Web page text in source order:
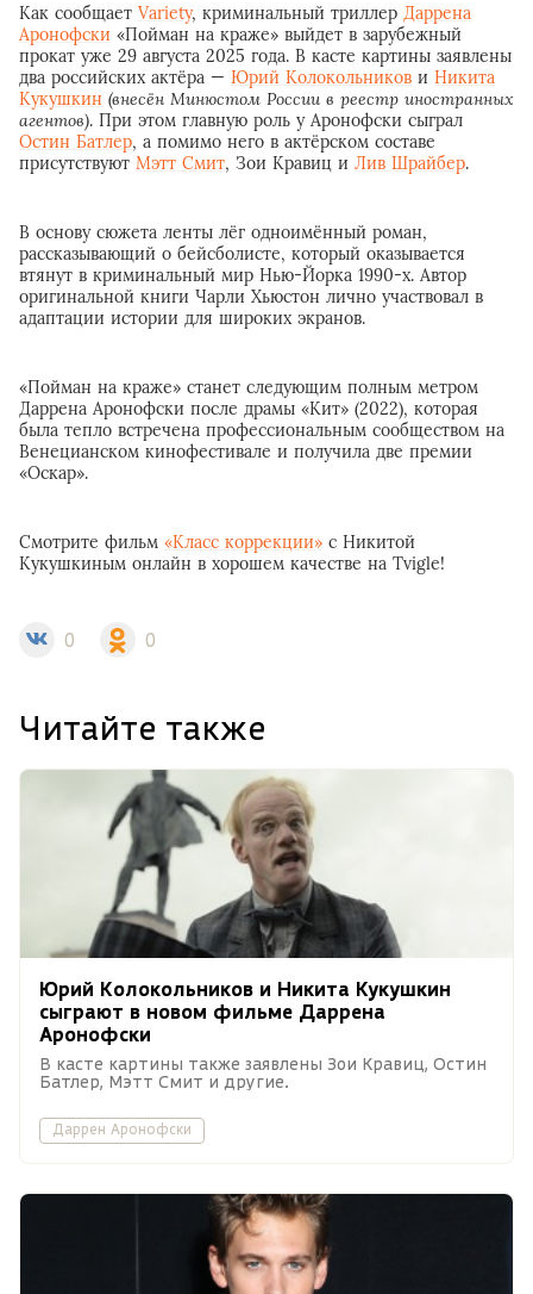
Как сообщает Variety, криминальный триллер Даррена
Аронофски «Пойман на краже» выйдет в зарубежный
прокат уже 29 августа 2025 года. В касте картины заявлены
два российских актёра — Юрий Колокольников и Никита
Кукушкин (внесён Минюстом России в реестр иностранных
агентов). При этом главную роль у Аронофски сыграл
Остин Батлер, а помимо него в актёрском составе
присутствуют Мэтт Смит, Зои Кравиц и Лив Шрайбер.
В основу сюжета ленты лёг одноимённый роман,
рассказывающий о бейсболисте, который оказывается
втянут в криминальный мир Нью-Йорка 1990-х. Автор
оригинальной книги Чарли Хьюстон лично участвовал в
адаптации истории для широких экранов.
«Пойман на краже» станет следующим полным метром
Даррена Аронофски после драмы «Кит» (2022), которая
была тепло встречена профессиональным сообществом на
Венецианском кинофестивале и получила две премии
«Оскар».
Смотрите фильм «Класс коррекции» с Никитой
Кукушкиным онлайн в хорошем качестве на Tvigle!
0 0
Читайте также
Юрий Колокольников и Никита Кукушкин
сыграют в новом фильме Даррена
Аронофски
В касте картины также заявлены Зои Кравиц, Остин
Батлер, Мэтт Смит и другие.
Даррен Аронофски